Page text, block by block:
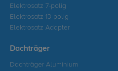
Elektrosatz 7-polig
Elektrosatz 13-polig
Elektrosatz Adapter
Dachträger
Dachträger Aluminium